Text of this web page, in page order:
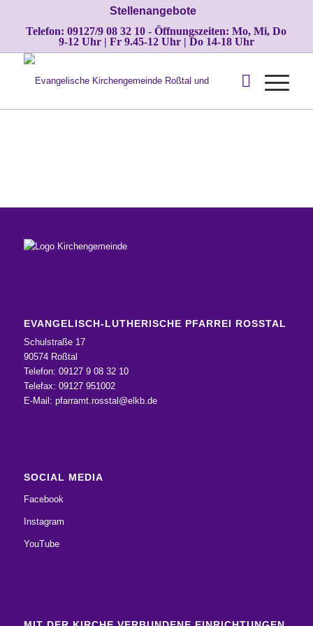
Stellenangebote
Telefon: 09127/9 08 32 10 - Öffnungszeiten: Mo, Mi, Do
9-12 Uhr | Fr 9.45-12 Uhr | Do 14-18 Uhr
EVANGELISCH-LUTHERISCHE PFARREI ROSSTAL
Schulstraße 17
90574 Roßtal
Telefon: 09127 9 08 32 10
Telefax: 09127 951002
E-Mail: pfarramt.rosstal@elkb.de
SOCIAL MEDIA
Facebook
Instagram
YouTube